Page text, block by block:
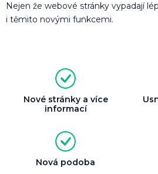
Nejen že webové stránky vypadají
i těmito novými funkcemi.
Nové stránky a více
informací
Nová podoba